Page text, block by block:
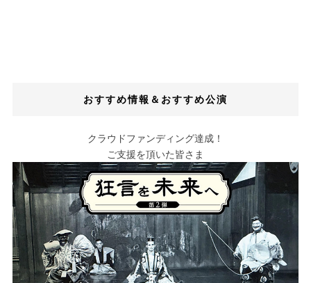
おすすめ情報＆おすすめ公演
クラウドファンディング達成！
ご支援を頂いた皆さま